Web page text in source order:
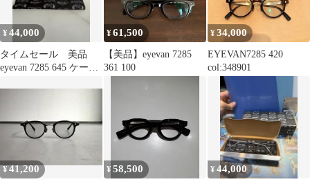
¥44,000
タイムセール 美品
eyevan 7285 645 ケース
¥61,500
【美品】eyevan 7285
361 100
¥34,000
EYEVAN7285 420
col:348901
¥41,200 ¥58,500 ¥44,000